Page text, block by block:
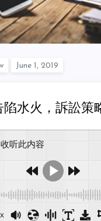
陷水火，訴訟策
收听此内容